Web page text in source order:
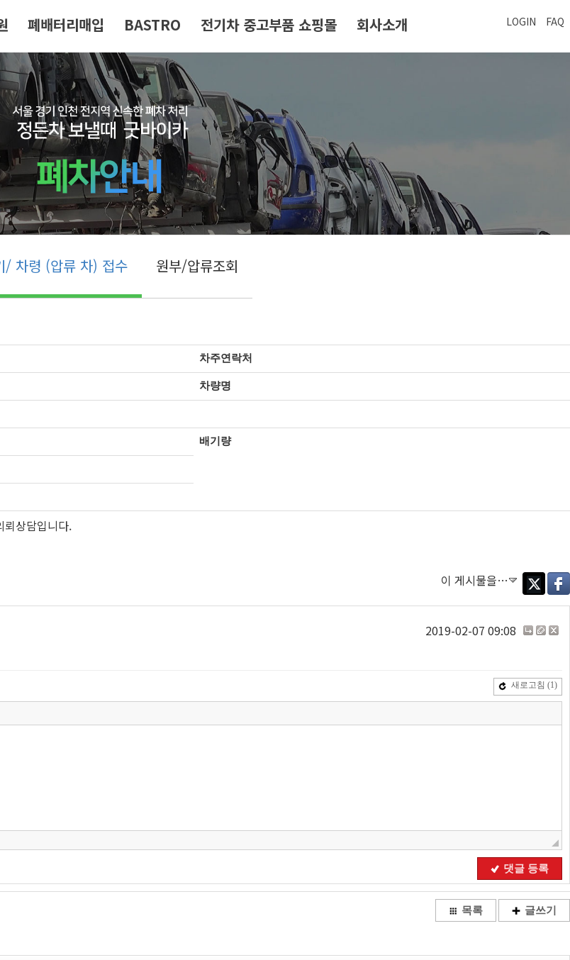
LOGIN FAQ
폐배터리매입 BASTRO 전기차 중고부품 쇼핑몰 회사소개
/ 차령 (압류 차) 접수 원부/압류조회
차주연락처
차량명
배기량
뢰상담입니다.
이 게시물을…
Twitter
2019-02-07 09:08
새로고침 (1)
댓글 등록
목록 글쓰기